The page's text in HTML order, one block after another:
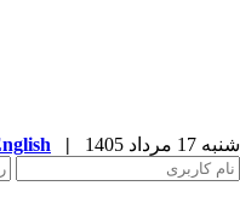
مرداد 1405 |
English